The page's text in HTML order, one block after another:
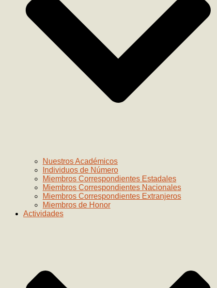
Nuestros Académicos
Individuos de Número
Miembros Correspondientes Estadales
Miembros Correspondientes Nacionales
Miembros Correspondientes Extranjeros
Miembros de Honor
Actividades